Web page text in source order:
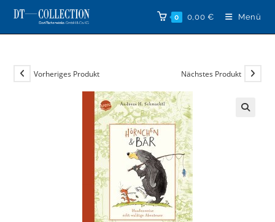
Zum
Inhalt
springen
0 0,00 € Menü
Vorheriges Produkt Nächstes Produkt